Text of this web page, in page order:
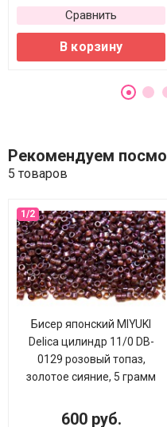
Сравнить
В корзину
Рекомендуем
5 товаров
Бисер японский MIYUKI
Delica цилиндр 11/0 DB-
0129 розовый топаз,
золотое сияние, 5 грамм
600 руб.